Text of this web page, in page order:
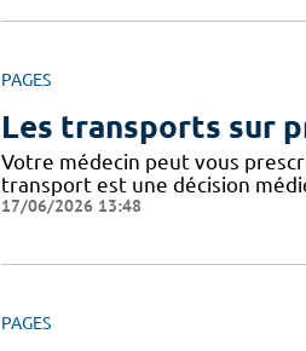
PAGES
Les transports sur
Votre médecin peut vous
transport est une décision
17/06/2026 13:48
PAGES